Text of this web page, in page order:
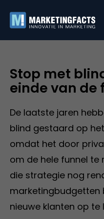
Stop met
einde van de
De laatste jaren
blind gestaard op
omdat het door
om de hele funnel te
die strategie nog
marketingbudgetten
nieuwe klanten op te